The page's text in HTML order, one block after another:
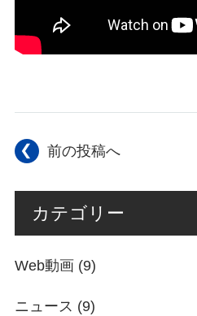
前の投稿へ
カテゴリー
Web動画 (9)
ニュース (9)